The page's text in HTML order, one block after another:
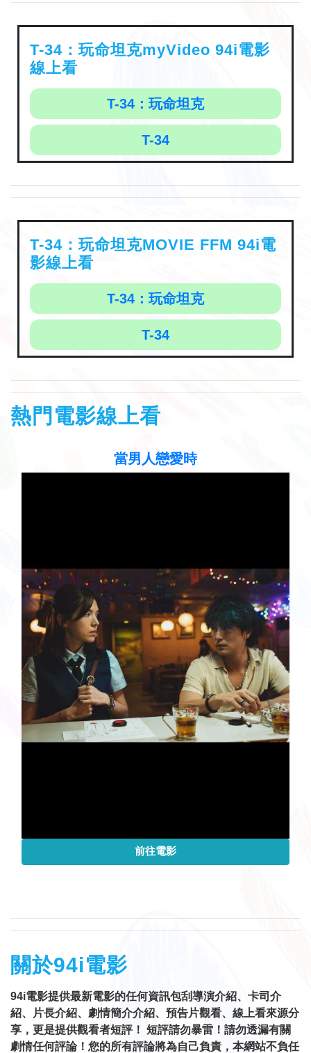
T-34：玩命坦克myVideo 94i電影
線上看
T-34：玩命坦克
T-34
T-34：玩命坦克MOVIE FFM 94i電
影線上看
T-34：玩命坦克
T-34
熱門電影線上看
聽見歌 再唱
前往電影
關於94i電影
94i電影提供最新電影的任何資訊包刮導演介紹、卡司介
紹、片長介紹、劇情簡介介紹、預告片觀看、線上看來源分
享，更是提供觀看者短評！ 短評請勿暴雷！請勿透漏有關
劇情任何評論！您的所有評論將為自己負責，本網站不負任